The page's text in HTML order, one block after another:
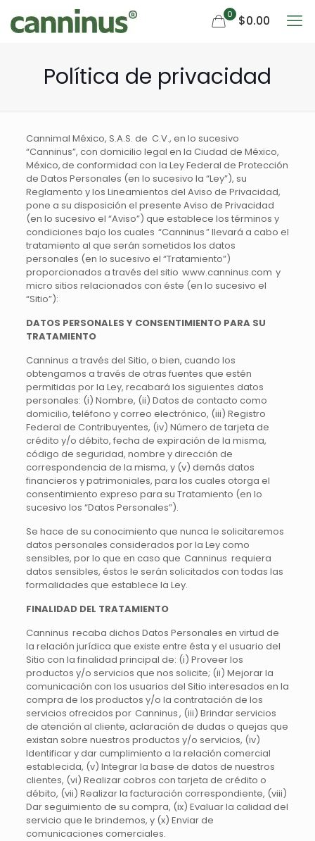
0 $0.00
Política de privacidad
Cannimal México, S.A.S. de C.V., en lo sucesivo
“Canninus”, con domicilio legal en la Ciudad de México,
México, de conformidad con la Ley Federal de Protección
de Datos Personales (en lo sucesivo la “Ley”), su
Reglamento y los Lineamientos del Aviso de Privacidad,
pone a su disposición el presente Aviso de Privacidad
(en lo sucesivo el “Aviso”) que establece los términos y
condiciones bajo los cuales “Canninus ” llevará a cabo el
tratamiento al que serán sometidos los datos
personales (en lo sucesivo el “Tratamiento”)
proporcionados a través del sitio www.canninus.com y
micro sitios relacionados con éste (en lo sucesivo el
“Sitio”):
DATOS PERSONALES Y CONSENTIMIENTO PARA SU
TRATAMIENTO
Canninus a través del Sitio, o bien, cuando los
obtengamos a través de otras fuentes que estén
permitidas por la Ley, recabará los siguientes datos
personales: (i) Nombre, (ii) Datos de contacto como
domicilio, teléfono y correo electrónico, (iii) Registro
Federal de Contribuyentes, (iv) Número de tarjeta de
crédito y/o débito, fecha de expiración de la misma,
código de seguridad, nombre y dirección de
correspondencia de la misma, y (v) demás datos
financieros y patrimoniales, para los cuales otorga el
consentimiento expreso para su Tratamiento (en lo
sucesivo los “Datos Personales”).
Se hace de su conocimiento que nunca le solicitaremos
datos personales considerados por la Ley como
sensibles, por lo que en caso que Canninus requiera
datos sensibles, éstos le serán solicitados con todas las
formalidades que establece la Ley.
FINALIDAD DEL TRATAMIENTO
Canninus recaba dichos Datos Personales en virtud de
la relación jurídica que existe entre ésta y el usuario del
Sitio con la finalidad principal de: (i) Proveer los
productos y/o servicios que nos solicite; (ii) Mejorar la
comunicación con los usuarios del Sitio interesados en la
compra de los productos y/o la contratación de los
servicios ofrecidos por Canninus , (iii) Brindar servicios
de atención al cliente, aclaración de dudas o quejas que
existan sobre nuestros productos y/o servicios, (iv)
Identificar y dar cumplimiento a la relación comercial
establecida, (v) Integrar la base de datos de nuestros
clientes, (vi) Realizar cobros con tarjeta de crédito o
débito, (vii) Realizar la facturación correspondiente, (viii)
Dar seguimiento de su compra, (ix) Evaluar la calidad del
servicio que le brindemos, y (x) Enviar de
comunicaciones comerciales.